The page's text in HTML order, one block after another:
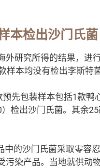
本检出沙门氏菌
外研究所得的结果，进
样本均没有检出李斯特
预先包装样本包括1款
）检出沙门氏菌。其
中的沙门氏菌采取零容
污染产品。当地就供动